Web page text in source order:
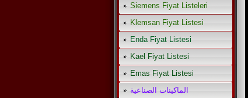
Siemens Fiyat Listeleri
Klemsan Fiyat Listesi
Enda Fiyat Listesi
Kael Fiyat Listesi
Emas Fiyat Listesi
الماكينات الصناعية